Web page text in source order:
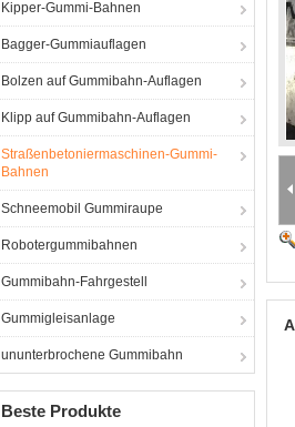
Kipper-Gummi-Bahnen
Bagger-Gummiauflagen
Bolzen auf Gummibahn-Auflagen
Klipp auf Gummibahn-Auflagen
Straßenbetoniermaschinen-Gummi-
Bahnen
Schneemobil Gummiraupe
Robotergummibahnen
Gummibahn-Fahrgestell
Gummigleisanlage
ununterbrochene Gummibahn
Beste Produkte